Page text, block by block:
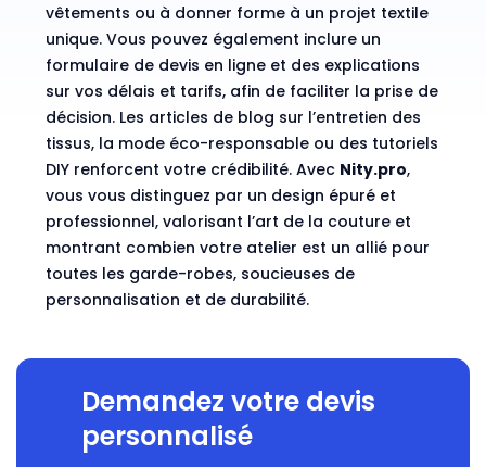
vêtements ou à donner forme à un projet textile
unique. Vous pouvez également inclure un
formulaire de devis en ligne et des explications
sur vos délais et tarifs, afin de faciliter la prise de
décision. Les articles de blog sur l’entretien des
tissus, la mode éco-responsable ou des tutoriels
DIY renforcent votre crédibilité. Avec Nity.pro,
vous vous distinguez par un design épuré et
professionnel, valorisant l’art de la couture et
montrant combien votre atelier est un allié pour
toutes les garde-robes, soucieuses de
personnalisation et de durabilité.
Demandez votre devis
personnalisé